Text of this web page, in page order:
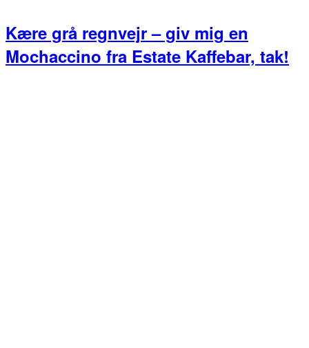
Kære grå regnvejr – giv mig en
Mochaccino fra Estate Kaffebar, tak!